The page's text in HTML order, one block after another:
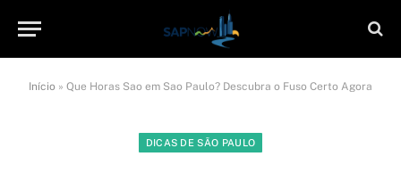
Início » Que Horas Sao em Sao Paulo? Descubra o Fuso Certo Agora
DICAS DE SÃO PAULO